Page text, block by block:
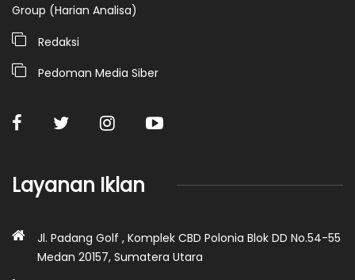
Group (Harian Analisa)
Redaksi
Pedoman Media Siber
Layanan Iklan
Jl. Padang Golf , Komplek CBD Polonia Blok DD No.54-55
Medan 20157, Sumatera Utara